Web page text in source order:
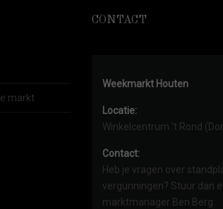
markt
CONTACT
Weekmarkt Houten
Locatie:
Winkelcentrum ’t Rond
Contact:
Heb je vragen over
vergunningen? Stuur dan
marktmanager Ben Berg: